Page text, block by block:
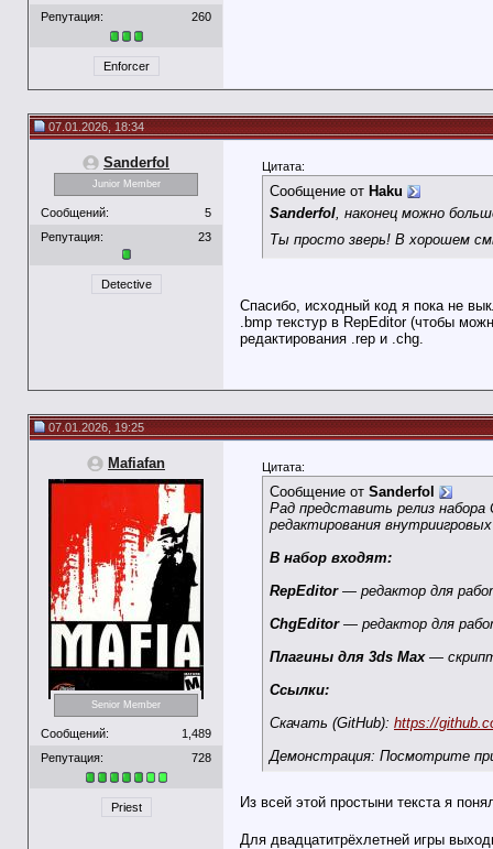
Репутация:
260
Enforcer
07.01.2026, 18:34
Sanderfol
Junior Member
Сообщений:
5
Репутация:
23
Detective
Цитата:
Сообщение от Haku
Sanderfol, наконец можно
Ты просто зверь! В хорошем
Спасибо, исходный код я пока не
.bmp текстур в RepEditor (чтобы
редактирования .rep и .chg.
07.01.2026, 19:25
Mafiafan
Senior Member
Сообщений:
1,489
Репутация:
728
Priest
Цитата:
Сообщение от Sanderfol
Рад представить релиз
редактирования
В набор входят:
RepEditor— редактор для
ChgEditor— редактор для
Плагины для 3ds Max—
Ссылки:
Скачать (GitHub): https://
Демонстрация: Посмотрите
Из всей этой простыни текста я
Для двадцатитрёхлетней игры